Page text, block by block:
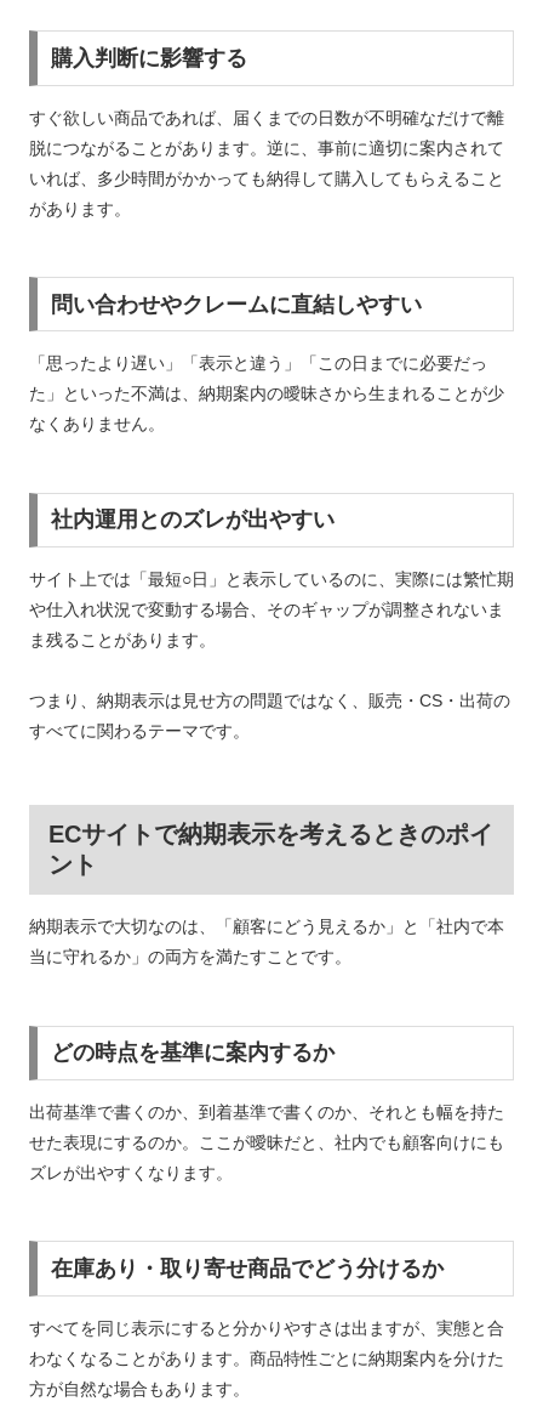
購入判断に影響する
すぐ欲しい商品であれば、届くまでの日数が不明確なだけで離
脱につながることがあります。逆に、事前に適切に案内されて
いれば、多少時間がかかっても納得して購入してもらえること
があります。
問い合わせやクレームに直結しやすい
「思ったより遅い」「表示と違う」「この日までに必要だっ
た」といった不満は、納期案内の曖昧さから生まれることが少
なくありません。
社内運用とのズレが出やすい
サイト上では「最短○日」と表示しているのに、実際には繁忙期
や仕入れ状況で変動する場合、そのギャップが調整されないま
ま残ることがあります。
つまり、納期表示は見せ方の問題ではなく、販売・CS・出荷の
すべてに関わるテーマです。
ECサイトで納期表示を考えるときのポイ
ント
納期表示で大切なのは、「顧客にどう見えるか」と「社内で本
当に守れるか」の両方を満たすことです。
どの時点を基準に案内するか
出荷基準で書くのか、到着基準で書くのか、それとも幅を持た
せた表現にするのか。ここが曖昧だと、社内でも顧客向けにも
ズレが出やすくなります。
在庫あり・取り寄せ商品でどう分けるか
すべてを同じ表示にすると分かりやすさは出ますが、実態と合
わなくなることがあります。商品特性ごとに納期案内を分けた
方が自然な場合もあります。